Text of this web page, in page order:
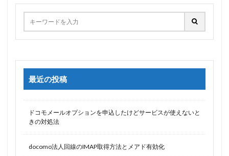
最近の投稿
ドコモメールオプションを申込したけどサービスが使えないと
きの対処法
docomo法人回線のIMAP取得方法とメアド有効化